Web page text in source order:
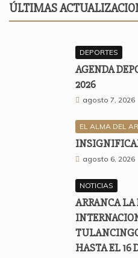
ÚLTIMAS
DEPORTES
AGENDA
2026
agosto 7, 2026
EL ALMA DEL
agosto 6, 2026
NOTICIAS
ARRANCA LA
HASTA EL 16